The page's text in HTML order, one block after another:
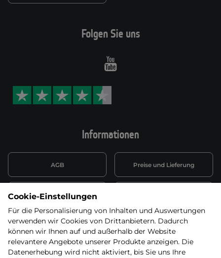
Informationen
AGB Preise und Lieferung
Datenschutzerklärung
Wiederufsbelehrung mit Link
zum Formular
Batterieentsorgung
Informationen zu Elektro-
Widerruf erklären
Folgen Sie uns
Youtube
Cookie-Einstellungen
Für die Personalisierung von Inhalten und Auswertungen
verwenden wir Cookies von Drittanbietern. Dadurch
können wir Ihnen auf und außerhalb der Website
relevantere Angebote unserer Produkte anzeigen. Die
Datenerhebung wird nicht aktiviert, bis Sie uns Ihre